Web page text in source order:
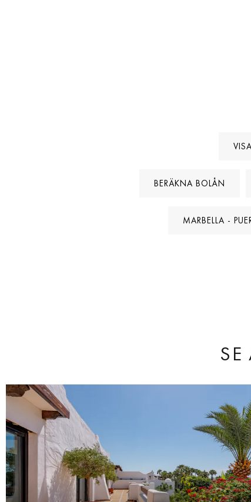
BERÄKNA BOLÅN
MARBELLA -
SE